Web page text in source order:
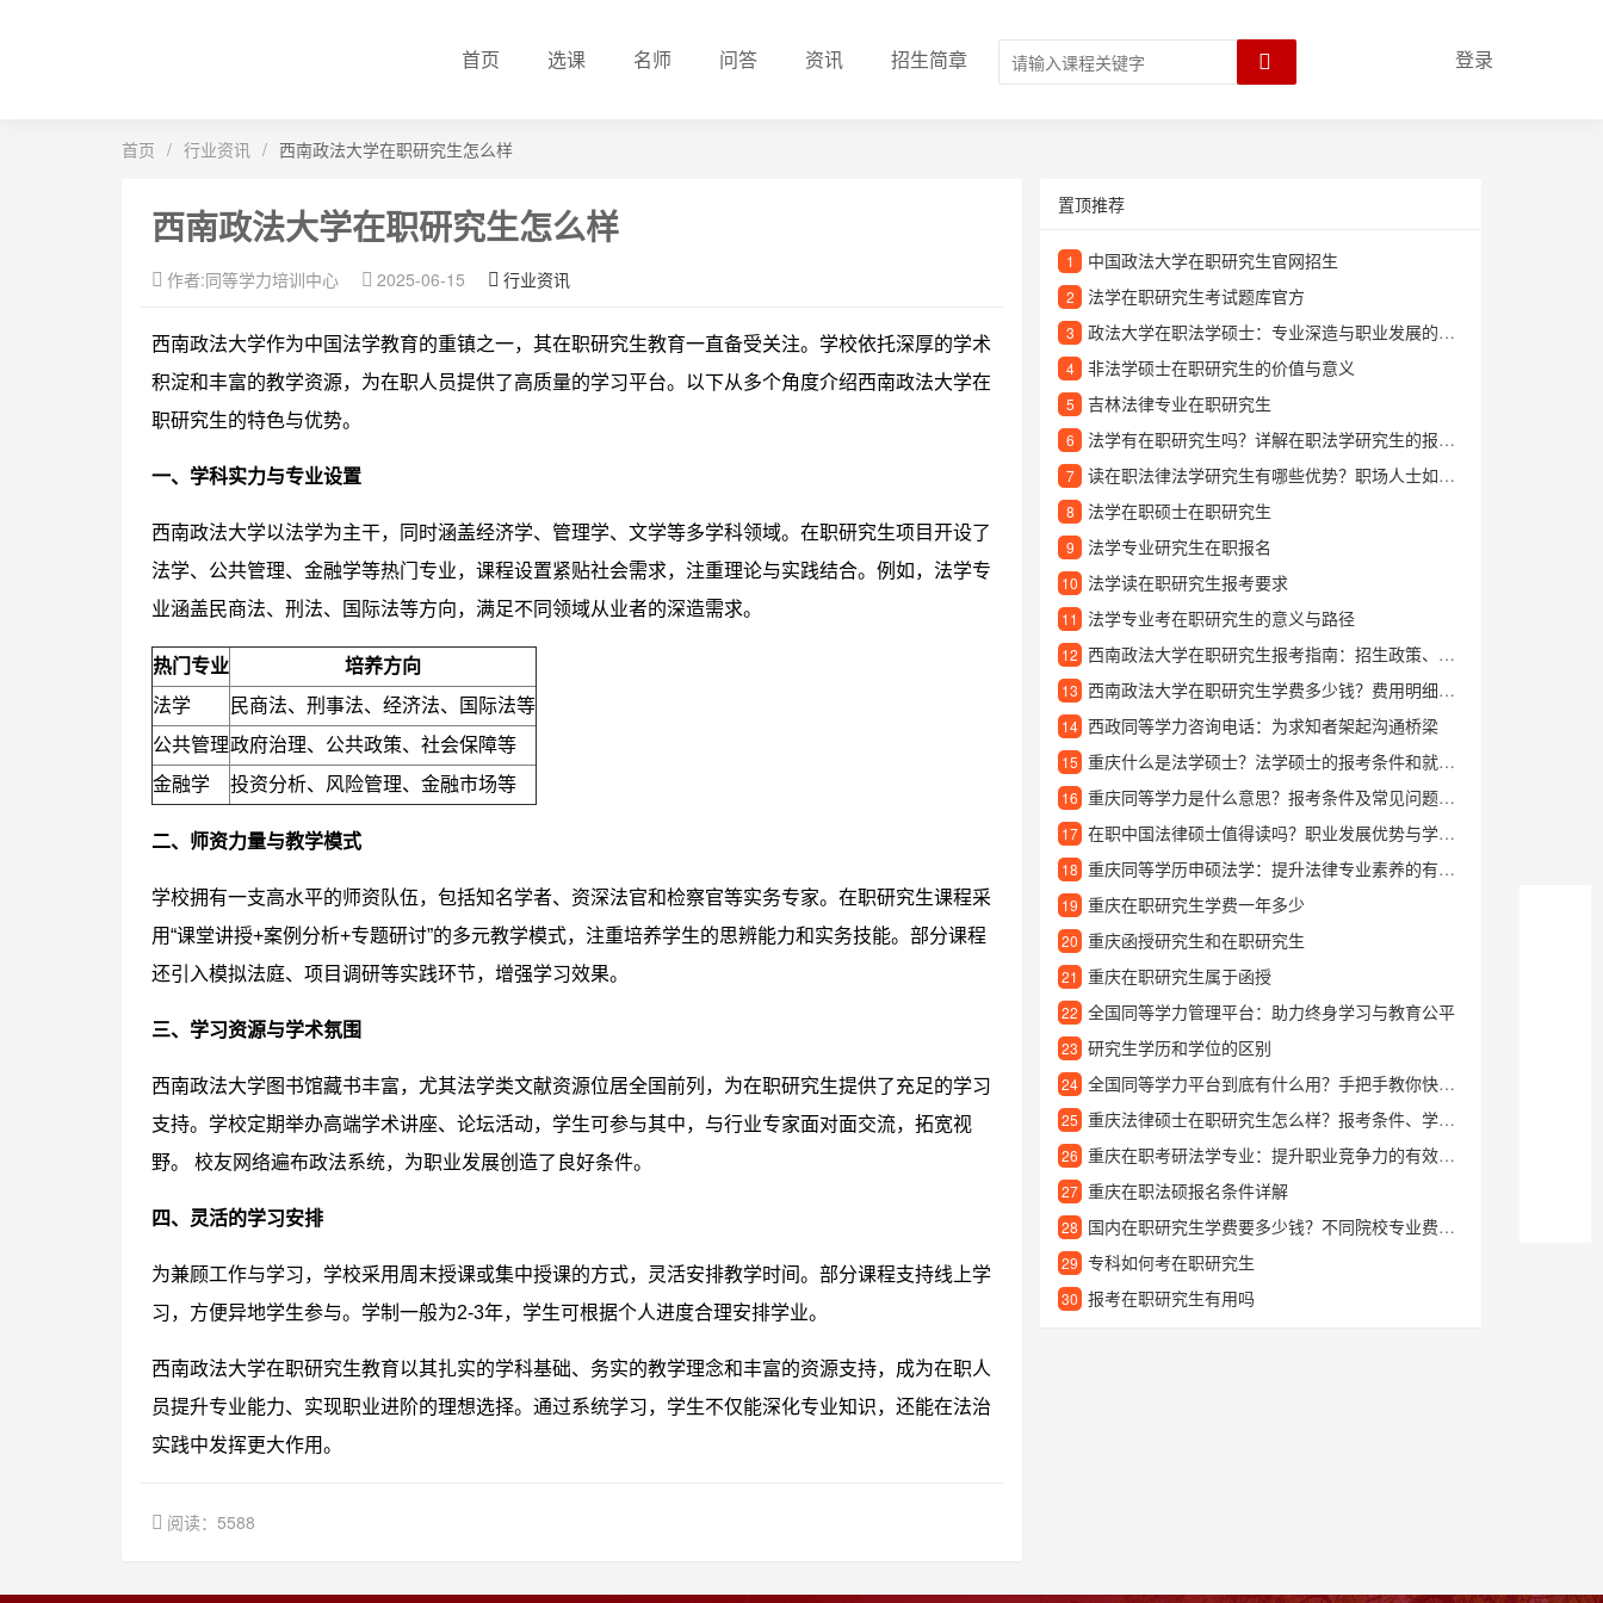
首页 选课 名师 问答 资讯 招生简章 登录
首页 / 行业资讯 / 西南政法大学在职研究生怎么样
西南政法大学在职研究生怎么样
作者:同等学力培训中心 2025-06-15 行业资讯
西南政法大学作为中国法学教育的重镇之一，其在职研究生教育一直备受关注。学校依托深厚的学术
积淀和丰富的教学资源，为在职人员提供了高质量的学习平台。以下从多个角度介绍西南政法大学在
职研究生的特色与优势。
一、学科实力与专业设置
西南政法大学以法学为主干，同时涵盖经济学、管理学、文学等多学科领域。在职研究生项目开设了
法学、公共管理、金融学等热门专业，课程设置紧贴社会需求，注重理论与实践结合。例如，法学专
业涵盖民商法、刑法、国际法等方向，满足不同领域从业者的深造需求。
热门专业
培养方向
法学
民商法、刑事法、经济法、国际法等
公共管理政府治理、公共政策、社会保障等
金融学
投资分析、风险管理、金融市场等
二、师资力量与教学模式
学校拥有一支高水平的师资队伍，包括知名学者、资深法官和检察官等实务专家。在职研究生课程采
用“课堂讲授+案例分析+专题研讨”的多元教学模式，注重培养学生的思辨能力和实务技能。部分课程
还引入模拟法庭、项目调研等实践环节，增强学习效果。
三、学习资源与学术氛围
西南政法大学图书馆藏书丰富，尤其法学类文献资源位居全国前列，为在职研究生提供了充足的学习
支持。学校定期举办高端学术讲座、论坛活动，学生可参与其中，与行业专家面对面交流，拓宽视
野。 校友网络遍布政法系统，为职业发展创造了良好条件。
四、灵活的学习安排
为兼顾工作与学习，学校采用周末授课或集中授课的方式，灵活安排教学时间。部分课程支持线上学
习，方便异地学生参与。学制一般为2-3年，学生可根据个人进度合理安排学业。
西南政法大学在职研究生教育以其扎实的学科基础、务实的教学理念和丰富的资源支持，成为在职人
员提升专业能力、实现职业进阶的理想选择。通过系统学习，学生不仅能深化专业知识，还能在法治
实践中发挥更大作用。
阅读：5588
置顶推荐
1 中国政法大学在职研究生官网招生
2 法学在职研究生考试题库官方
3 政法大学在职法学硕士：专业深造与职业发展的理想选择
4 非法学硕士在职研究生的价值与意义
5 吉林法律专业在职研究生
6 法学有在职研究生吗？详解在职法学研究生的报考与学习
7 读在职法律法学研究生有哪些优势？职场人士如何边工作边提升学历
8 法学在职硕士在职研究生
9 法学专业研究生在职报名
10 法学读在职研究生报考要求
11 法学专业考在职研究生的意义与路径
12 西南政法大学在职研究生报考指南：招生政策、专业选择与学习体验解析
13 西南政法大学在职研究生学费多少钱？费用明细与缴纳方式详解
14 西政同等学力咨询电话：为求知者架起沟通桥梁
15 重庆什么是法学硕士？法学硕士的报考条件和就业方向详解
16 重庆同等学力是什么意思？报考条件及常见问题解答
17 在职中国法律硕士值得读吗？职业发展优势与学习价值深度解析
18 重庆同等学历申硕法学：提升法律专业素养的有效途径
19 重庆在职研究生学费一年多少
20 重庆函授研究生和在职研究生
21 重庆在职研究生属于函授
22 全国同等学力管理平台：助力终身学习与教育公平
23 研究生学历和学位的区别
24 全国同等学力平台到底有什么用？手把手教你快速了解
25 重庆法律硕士在职研究生怎么样？报考条件、学习方式、就业前景全解析
26 重庆在职考研法学专业：提升职业竞争力的有效途径
27 重庆在职法硕报名条件详解
28 国内在职研究生学费要多少钱？不同院校专业费用大全
29 专科如何考在职研究生
30 报考在职研究生有用吗